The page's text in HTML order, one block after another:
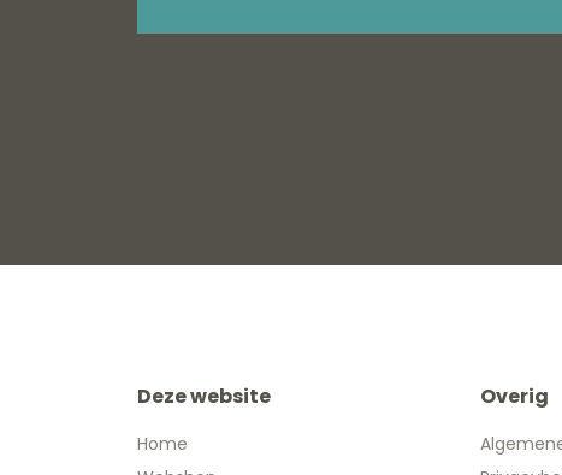
Deze website
Home
Overig